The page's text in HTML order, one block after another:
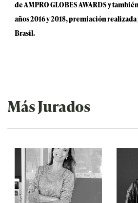
de AMPRO GLOBES AWARDS y
años 2016 y 2018, premiación
Brasil.
Más Jurados